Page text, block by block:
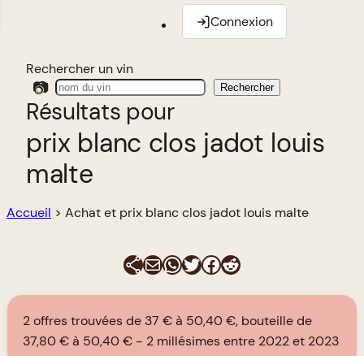
Connexion
Rechercher un vin
📷 Rechercher
Résultats pour
prix blanc clos jadot louis
malte
Accueil > Achat et prix blanc clos jadot louis malte
E-mailWhatsApp
Twitter
Facebook
Reddit
2 offres trouvées de 37 € à 50,40 €, bouteille de
37,80 € à 50,40 €
2 millésimes entre 2022 et 2023